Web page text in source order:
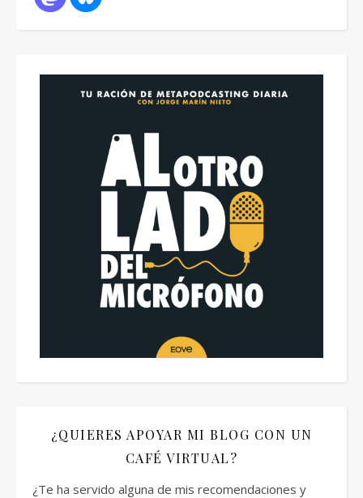
¿QUIERES APOYAR MI BLOG CON UN
CAFÉ VIRTUAL?
¿Te ha servido alguna de mis recomendaciones y